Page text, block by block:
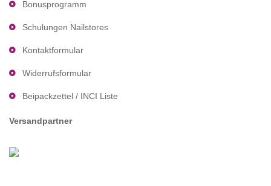
Bonusprogramm
Schulungen Nailstores
Kontaktformular
Widerrufsformular
Beipackzettel / INCI Liste
Versandpartner